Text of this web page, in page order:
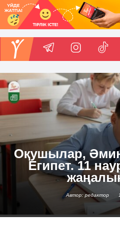
Оқушылар,
Египет. 11
Автор: редактор